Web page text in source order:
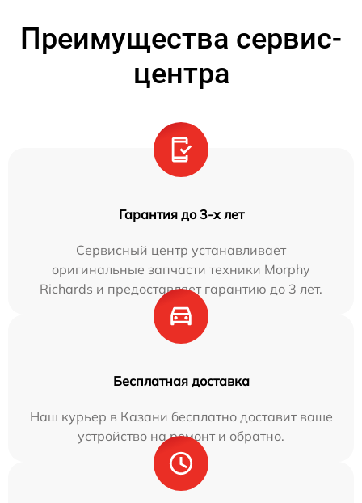
Преимущества сервис-
центра
Гарантия до 3-х лет
Сервисный центр устанавливает
оригинальные запчасти техники Morphy
Richards и предоставляет гарантию до 3 лет.
Бесплатная доставка
Наш курьер в Казани бесплатно доставит ваше
устройство на ремонт и обратно.